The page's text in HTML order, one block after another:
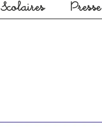
Scolaires Presse